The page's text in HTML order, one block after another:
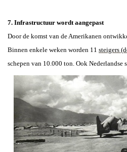
7. Infrastructuur wordt aangepast
Door de komst van de Amerikanen
Binnen enkele weken worden 11 steigers
schepen van 10.000 ton. Ook Nederlandse